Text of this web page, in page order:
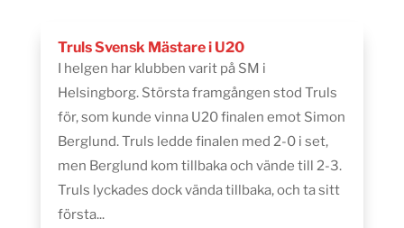
Truls Svensk Mästare i U20
I helgen har klubben varit på SM i
Helsingborg. Största framgången stod Truls
för, som kunde vinna U20 finalen emot Simon
Berglund. Truls ledde finalen med 2-0 i set,
men Berglund kom tillbaka och vände till 2-3.
Truls lyckades dock vända tillbaka, och ta sitt
första...